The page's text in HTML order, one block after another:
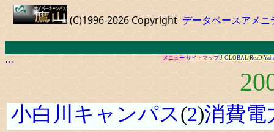
(C)1996-2026 Copyright データベースアメニ
… メニュー サイトマップ J-GLOBAL ReaD
小白川キャンパス(2)消費電